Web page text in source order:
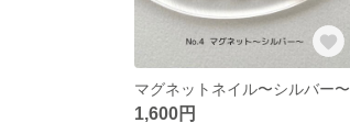
マグネットネイル〜シルバー〜
1,600円